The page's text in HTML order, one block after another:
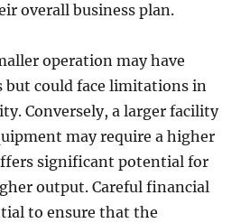
overall business plan.
operation may have
but could face limitations in
Conversely, a larger facility
may require a higher
significant potential for
output. Careful financial
to ensure that the